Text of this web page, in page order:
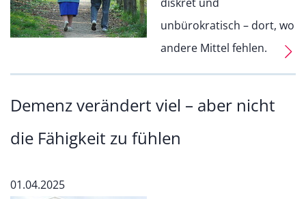
unbürokratisch – dort, wo
andere Mittel fehlen.
Demenz verändert viel – aber nicht
die Fähigkeit zu fühlen
01.04.2025